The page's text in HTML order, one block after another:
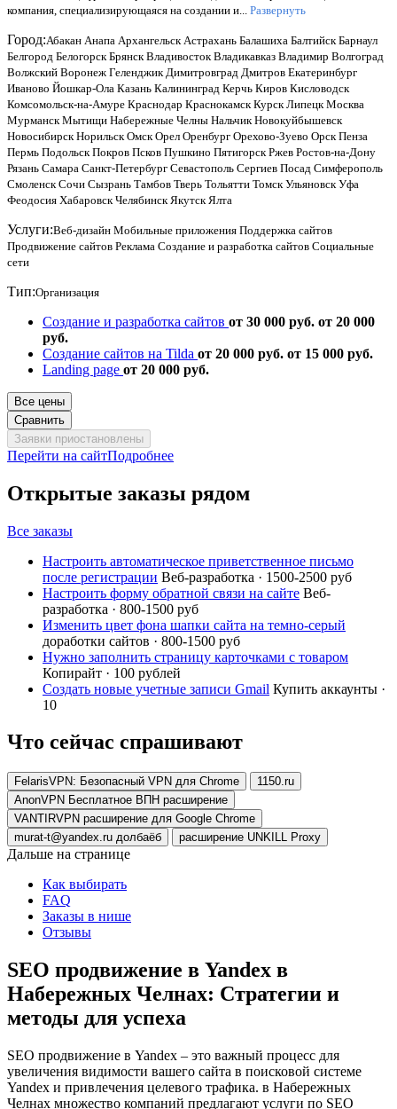
компания, специализирующаяся на создании и...
Развернуть
Город:Абакан Анапа Архангельск Астрахань Балашиха Балтийск Барнаул
Белгород Белогорск Брянск Владивосток Владикавказ Владимир Волгоград
Волжский Воронеж Геленджик Димитровград Дмитров Екатеринбург
Иваново Йошкар-Ола Казань Калининград Керчь Киров Кисловодск
Комсомольск-на-Амуре Краснодар Краснокамск Курск Липецк Москва
Мурманск Мытищи Набережные Челны Нальчик Новокуйбышевск
Новосибирск Норильск Омск Орел Оренбург Орехово-Зуево Орск Пенза
Пермь Подольск Покров Псков Пушкино Пятигорск Ржев Ростов-на-Дону
Рязань Самара Санкт-Петербург Севастополь Сергиев Посад Симферополь
Смоленск Сочи Сызрань Тамбов Тверь Тольятти Томск Ульяновск Уфа
Феодосия Хабаровск Челябинск Якутск Ялта
Услуги:Веб-дизайн Мобильные приложения Поддержка сайтов
Продвижение сайтов Реклама Создание и разработка сайтов Социальные
сети
Тип:Организация
Создание и разработка сайтов от 30 000 руб. от 20 000
руб.
Создание сайтов на Tilda от 20 000 руб. от 15 000 руб.
Landing page от 20 000 руб.
Все цены
Сравнить
Заявки приостановлены
Перейти на сайтПодробнее
Открытые заказы рядом
Все заказы
Настроить автоматическое приветственное письмо
после регистрации Веб-разработка · 1500-2500 руб
Настроить форму обратной связи на сайте Веб-
разработка · 800-1500 руб
Изменить цвет фона шапки сайта на темно-серый
доработки сайтов · 800-1500 руб
Нужно заполнить страницу карточками с товаром
Копирайт · 100 рублей
Создать новые учетные записи Gmail Купить аккаунты ·
10
Что сейчас спрашивают
FelarisVPN: Безопасный VPN для Chrome
1150.ru
AnonVPN Бесплатное ВПН расширение
VANTIRVPN расширение для Google Chrome
murat-t@yandex.ru долбаёб
расширение UNKILL Proxy
Дальше на странице
Как выбирать
FAQ
Заказы в нише
Отзывы
SEO продвижение в Yandex в
Набережных Челнах: Стратегии и
методы для успеха
SEO продвижение в Yandex – это важный процесс для
увеличения видимости вашего сайта в поисковой системе
Yandex и привлечения целевого трафика. в Набережных
Челнах множество компаний предлагают услуги по SEO